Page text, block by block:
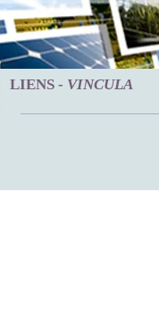
LIENS - VINCULA